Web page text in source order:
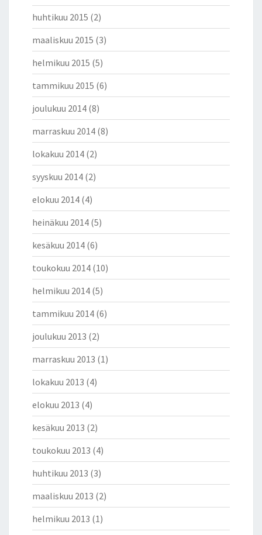
N
S
I
huhtikuu 2015 (2)
maaliskuu 2015 (3)
helmikuu 2015 (5)
tammikuu 2015 (6)
joulukuu 2014 (8)
marraskuu 2014 (8)
lokakuu 2014 (2)
syyskuu 2014 (2)
elokuu 2014 (4)
heinäkuu 2014 (5)
kesäkuu 2014 (6)
toukokuu 2014 (10)
helmikuu 2014 (5)
tammikuu 2014 (6)
joulukuu 2013 (2)
marraskuu 2013 (1)
lokakuu 2013 (4)
elokuu 2013 (4)
kesäkuu 2013 (2)
toukokuu 2013 (4)
huhtikuu 2013 (3)
maaliskuu 2013 (2)
helmikuu 2013 (1)